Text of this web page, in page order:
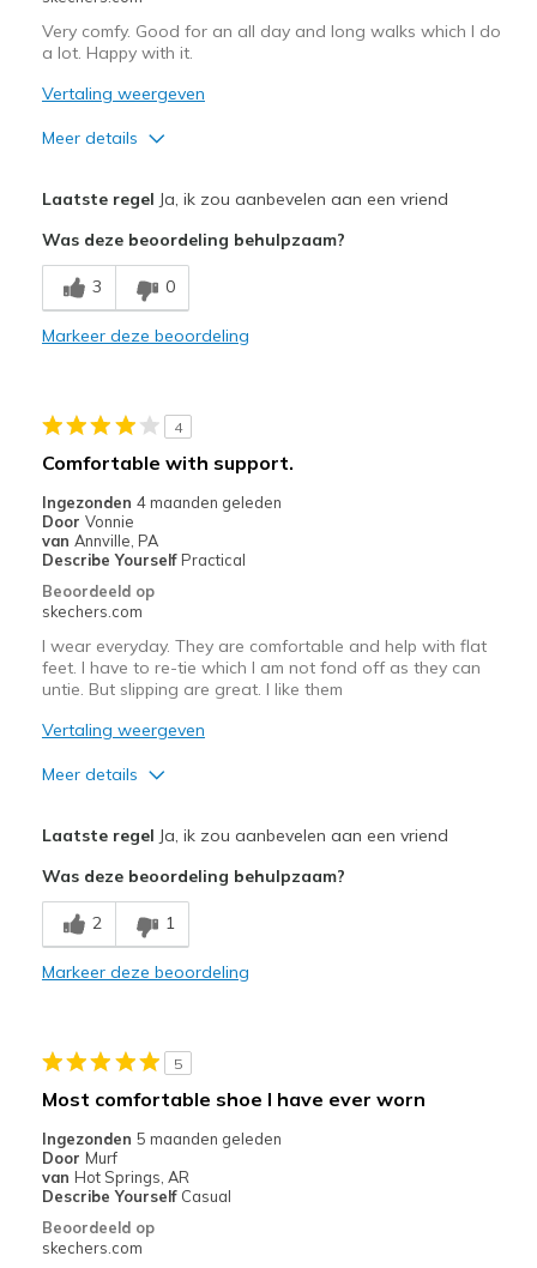
Very comfy. Good for an all day and long walks which I do
a lot. Happy with it.
Vertaling weergeven
Meer details
Breathe Well
Comfortable
Width
Sizing
Feels true to size
View On Shoes
Laatste regel Ja, ik zou aanbevelen aan een vriend
Was deze beoordeling behulpzaam?
3 0
Markeer deze beoordeling
4
Comfortable with support.
Ingezonden 4 maanden geleden
Door Vonnie
van Annville, PA
Describe Yourself Practical
Beoordeeld op
skechers.com
I wear everyday. They are comfortable and help with flat
feet. I have to re-tie which I am not fond off as they can
untie. But slipping are great. I like them
Vertaling weergeven
Meer details
Breathe Well
Comfortable
Beste toepassingen
Travel
Width
Sizing
Laatste regel Ja, ik zou aanbevelen aan een vriend
Was deze beoordeling behulpzaam?
2 1
Markeer deze beoordeling
5
Most comfortable shoe I have ever worn
Ingezonden 5 maanden geleden
Door Murf
van Hot Springs, AR
Describe Yourself Casual
Beoordeeld op
skechers.com